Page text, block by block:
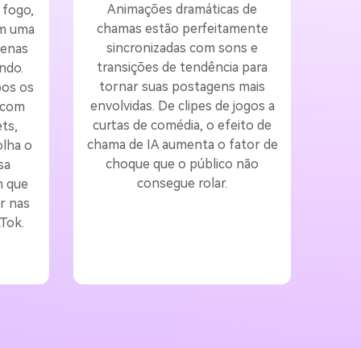
fogo,
uma
os
o
que
nas
Animações dramáticas de
chamas estão perfeitamente
sincronizadas com sons e
transições de tendência para
tornar suas postagens mais
envolvidas. De clipes de jogos a
curtas de comédia, o efeito de
chama de IA aumenta o fator de
choque que o público não
consegue rolar.